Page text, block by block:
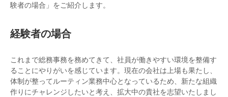
験者の場合」をご紹介します。
経験者の場合
これまで総務事務を務めてきて、社員が働きやすい環境を整備す
ることにやりがいを感じています。現在の会社は上場も果たし、
体制が整ってルーティン業務中心となっているため、新たな組織
作りにチャレンジしたいと考え、拡大中の貴社を志望いたしまし